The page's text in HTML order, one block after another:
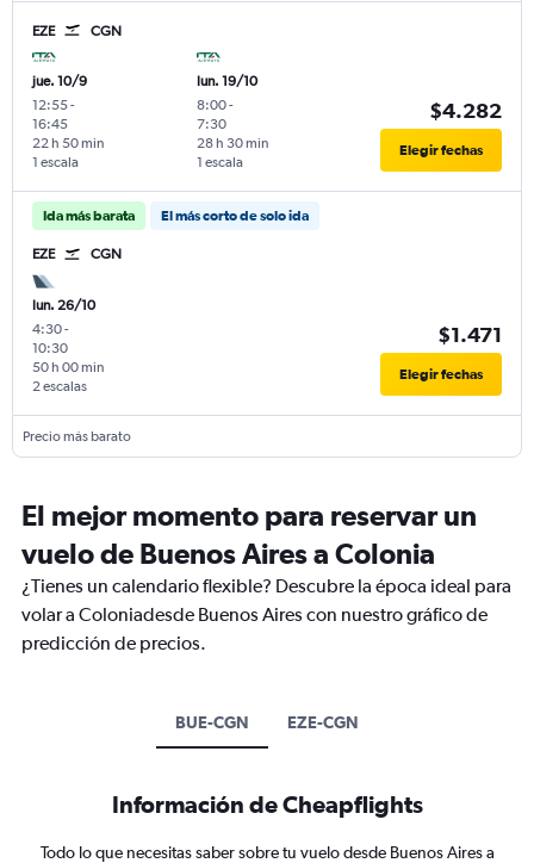
EZE CGN
jue. 10/9
12:55-
16:45
1 escala
22 h 50 min
lun. 19/10
8:00-
7:30
1 escala
28 h 30 min
$4.282
Elegir fechas
Ida más barata El más corto de solo ida
EZE CGN
lun. 26/10
4:30-
10:30
2 escalas
50 h 00 min
$1.471
Elegir fechas
Precio más barato
El mejor momento para reservar un
vuelo de Buenos Aires a Colonia
¿Tienes un calendario flexible? Descubre la época ideal para
volar a Coloniadesde Buenos Aires con nuestro gráfico de
predicción de precios.
BUE-CGN EZE-CGN
Información de Cheapflights
Todo lo que necesitas saber sobre tu vuelo desde Buenos Aires a